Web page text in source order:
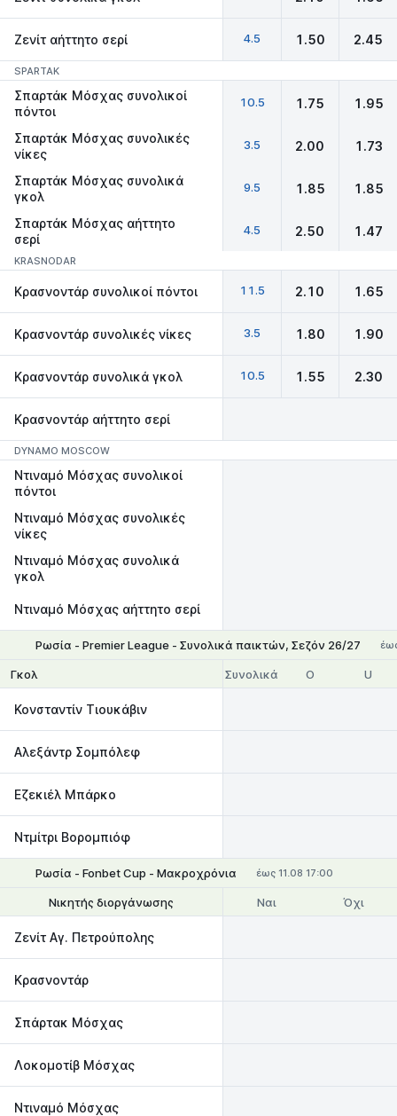
Ζενίτ αήττητο σερί 4.5 1.50 2.45
SPARTAK
Σπαρτάκ Μόσχας συνολικοί
πόντοι
10.5 1.75 1.95
Σπαρτάκ Μόσχας συνολικές
νίκες
3.5 2.00 1.73
Σπαρτάκ Μόσχας συνολικά
γκολ
9.5 1.85 1.85
Σπαρτάκ Μόσχας αήττητο
σερί
4.5 2.50 1.47
KRASNODAR
Κρασνοντάρ συνολικοί πόντοι 11.5 2.10 1.65
Κρασνοντάρ συνολικές νίκες 3.5 1.80 1.90
Κρασνοντάρ συνολικά γκολ 10.5 1.55 2.30
Κρασνοντάρ αήττητο σερί
DYNAMO MOSCOW
Ντιναμό Μόσχας συνολικοί
πόντοι
Ντιναμό Μόσχας συνολικές
νίκες
Ντιναμό Μόσχας συνολικά
γκολ
Ντιναμό Μόσχας αήττητο σερί
Ρωσία - Premier League - Συνολικά παικτών, Σεζόν 26/27
Γκολ Συνολικά Ο U
Κονσταντίν Τιουκάβιν
Αλεξάντρ Σομπόλεφ
Eζεκιέλ Μπάρκο
Ντμίτρι Βορομπιόφ
Ρωσία - Fonbet Cup - Μακροχρόνια έως 11.08 17:00
Νικητής διοργάνωσης Να φτάσει στον τελικό
Ναι Όχι
Ζενίτ Αγ. Πετρούπολης
Κρασνοντάρ
Σπάρτακ Μόσχας
Λοκομοτίβ Μόσχας
Ντιναμό Μόσχας